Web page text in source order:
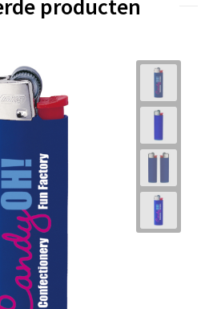
producten